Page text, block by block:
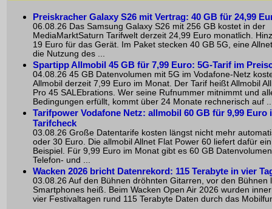
Preiskracher Galaxy S26 mit Vertrag: 40 GB für 24,99
06.08.26 Das Samsung Galaxy S26 mit 256 GB kostet in der
MediaMarktSaturn Tarifwelt derzeit 24,99 Euro monatlich.
19 Euro für das Gerät. Im Paket stecken 40 GB 5G, eine
die Nutzung des ...
Spartipp Allmobil 45 GB für 7,99 Euro: 5G-Tarif im
04.08.26 45 GB Datenvolumen mit 5G im Vodafone-Netz
Allmobil derzeit 7,99 Euro im Monat. Der Tarif heißt Allmobil
Pro 45 SALEbrations. Wer seine Rufnummer mitnimmt und
Bedingungen erfüllt, kommt über 24 Monate rechnerisch auf
Tarifpower Vodafone Netz: allmobil 60 GB für 9,99 Euro
Tarifcheck
03.08.26 Große Datentarife kosten längst nicht mehr
oder 30 Euro. Die allmobil Allnet Flat Power 60 liefert dafür
Beispiel. Für 9,99 Euro im Monat gibt es 60 GB
Telefon- und ...
Wacken 2026 bricht Datenrekord: 115 Terabyte in vier
03.08.26 Auf den Bühnen dröhnten Gitarren, vor den Bühnen
Smartphones heiß. Beim Wacken Open Air 2026 wurden
vier Festivaltagen rund 115 Terabyte Daten durch das